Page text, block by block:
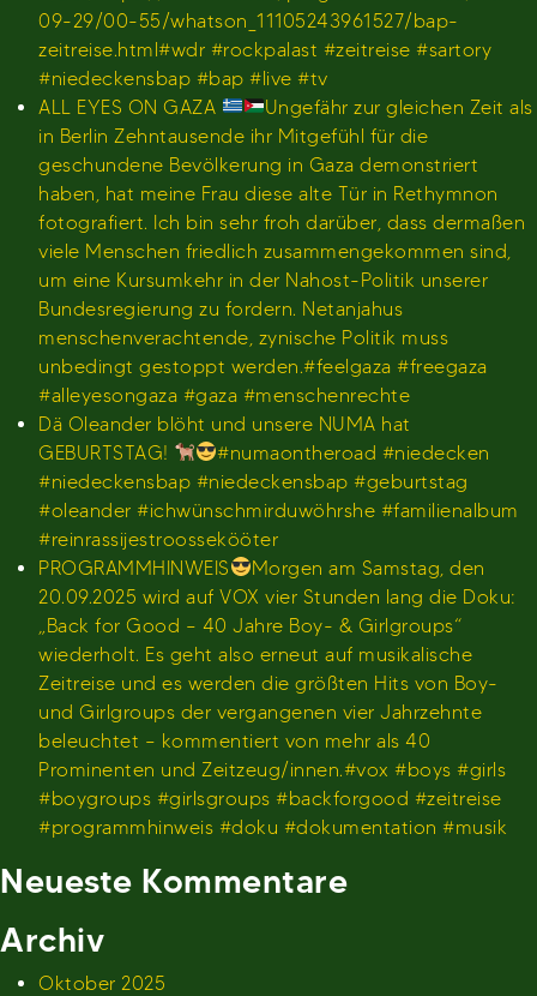
09-29/00-55/whatson_11105243961527/bap-
zeitreise.html#wdr #rockpalast #zeitreise #sartory
#niedeckensbap #bap #live #tv
ALL EYES ON GAZA
Ungefähr zur gleichen Zeit als
in Berlin Zehntausende ihr Mitgefühl für die
geschundene Bevölkerung in Gaza demonstriert
haben, hat meine Frau diese alte Tür in Rethymnon
fotografiert. Ich bin sehr froh darüber, dass dermaßen
viele Menschen friedlich zusammengekommen sind,
um eine Kursumkehr in der Nahost-Politik unserer
Bundesregierung zu fordern. Netanjahus
menschenverachtende, zynische Politik muss
unbedingt gestoppt werden.#feelgaza #freegaza
#alleyesongaza #gaza #menschenrechte
Dä Oleander blöht und unsere NUMA hat
GEBURTSTAG!
#numaontheroad #niedecken
#niedeckensbap #niedeckensbap #geburtstag
#oleander #ichwünschmirduwöhrshe #familienalbum
#reinrassijestroossekööter
PROGRAMMHINWEIS
Morgen am Samstag, den
20.09.2025 wird auf VOX vier Stunden lang die Doku:
„Back for Good – 40 Jahre Boy- & Girlgroups“
wiederholt. Es geht also erneut auf musikalische
Zeitreise und es werden die größten Hits von Boy-
und Girlgroups der vergangenen vier Jahrzehnte
beleuchtet – kommentiert von mehr als 40
Prominenten und Zeitzeug/innen.#vox #boys #girls
#boygroups #girlsgroups #backforgood #zeitreise
#programmhinweis #doku #dokumentation #musik
Neueste Kommentare
Archiv
Oktober 2025